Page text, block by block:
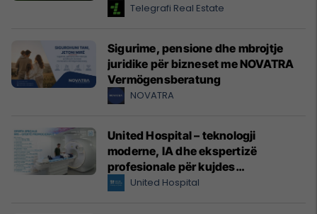
Telegrafi Real Estate
Sigurime, pensione dhe mbrojtje
juridike për bizneset me NOVATRA
Vermögensberatung
NOVATRA
United Hospital – teknologji
moderne, IA dhe ekspertizë
profesionale për kujdes
shëndetësor me standarde
United Hospital